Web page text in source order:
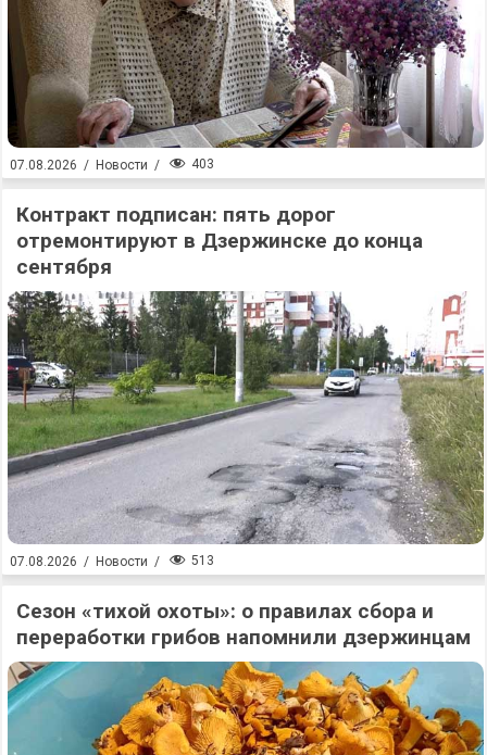
07.08.2026 / Новости / 403
Контракт подписан: пять дорог
отремонтируют в Дзержинске до конца
сентября
07.08.2026 / Новости / 513
Сезон «тихой охоты»: о правилах сбора и
переработки грибов напомнили дзержинцам